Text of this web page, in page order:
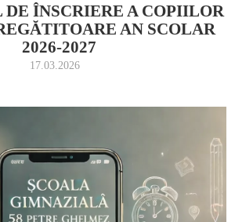
ÎNSCRIERE A COPIILOR
AN SCOLAR
2026-2027
17.03.2026